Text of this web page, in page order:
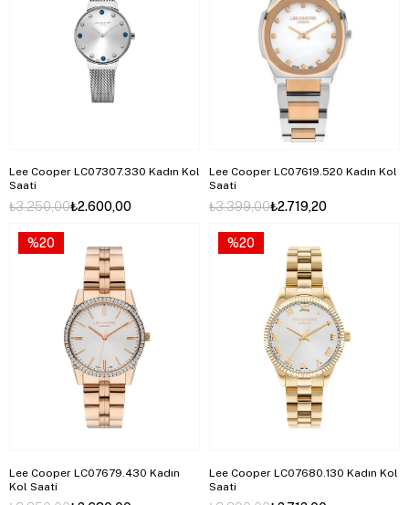
Lee Cooper LC07307.330 Kadın Kol
Saati
₺2.600,00
₺3.250,00
Lee Cooper LC07619.520 Kadın Kol
Saati
₺2.719,20
₺3.399,00
Lee Cooper LC07679.430 Kadın
Kol Saati
%20
Lee Cooper LC07680.130 Kadın Kol
Saati
%20